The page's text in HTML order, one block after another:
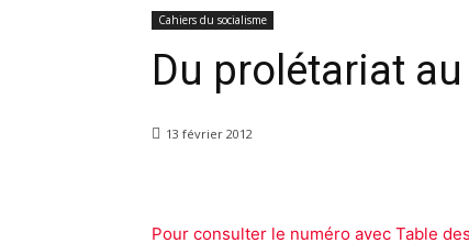
Cahiers du socialisme
Du prolétariat
13 février 2012
Pour consulter le numéro avec Table